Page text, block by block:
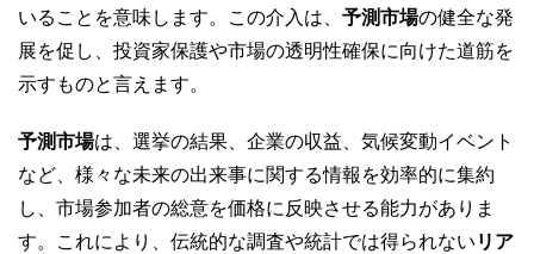
いることを意味します。この介入は、 予測市場の健全な発
展を促し、投資家保護や市場の透明性確保に向けた道筋を
示すものと言えます。
予測市場は、選挙の結果、企業の収益、気候変動イベント
など、様々な未来の出来事に関する情報を効率的に集約
し、市場参加者の総意を価格に反映させる能力がありま
す。これにより、伝統的な調査や統計では得られない リア